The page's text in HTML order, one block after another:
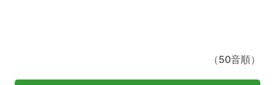
（50音順）